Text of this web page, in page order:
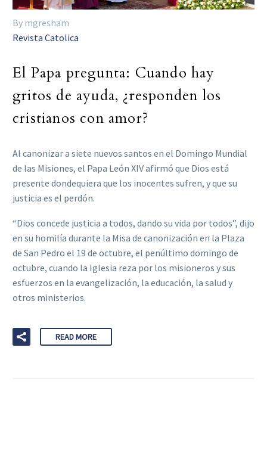
By mgresham
Revista Catolica
El Papa pregunta: Cuando hay
gritos de ayuda, ¿responden los
cristianos con amor?
Al canonizar a siete nuevos santos en el Domingo Mundial
de las Misiones, el Papa León XIV afirmó que Dios está
presente dondequiera que los inocentes sufren, y que su
justicia es el perdón.
“Dios concede justicia a todos, dando su vida por todos”, dijo
en su homilía durante la Misa de canonización en la Plaza
de San Pedro el 19 de octubre, el penúltimo domingo de
octubre, cuando la Iglesia reza por los misioneros y sus
esfuerzos en la evangelización, la educación, la salud y
otros ministerios.
READ MORE